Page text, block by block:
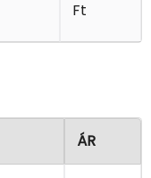
Ft
ÁR